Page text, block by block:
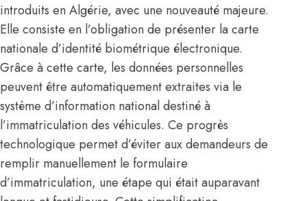
introduits en Algérie, avec une nouveauté majeure.
Elle consiste en l’obligation de présenter la carte
nationale d’identité biométrique électronique.
Grâce à cette carte, les données personnelles
peuvent être automatiquement extraites via le
système d’information national destiné à
l’immatriculation des véhicules. Ce progrès
technologique permet d’éviter aux demandeurs de
remplir manuellement le formulaire
d’immatriculation, une étape qui était auparavant